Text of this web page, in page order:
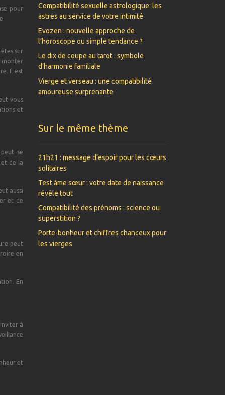
pour
sur
Il est
vous
et
se
de la
aussi
et de
peut
en
En
à
et
Compatibilité sexuelle astrologique: les
astres au service de votre intimité
Evozen : nouvelle approche de
l’horoscope ou simple tendance ?
Le dix de coupe au tarot : symbole
d’harmonie familiale
Vierge et verseau : une compatibilité
amoureuse surprenante
Sur le même thème
21h21 : message d’espoir pour les cœurs
solitaires
Test âme sœur : votre date de naissance
révèle tout
Compatibilité des prénoms : science ou
superstition ?
Porte-bonheur et chiffres chanceux pour
les vierges